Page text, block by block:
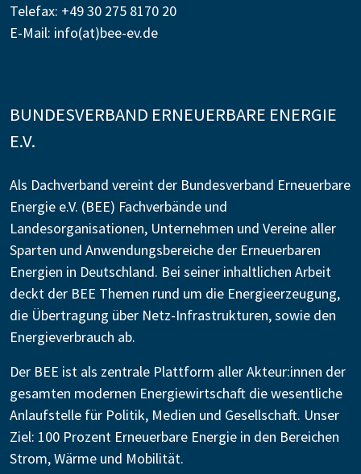
Telefax: +49 30 275 8170 20
E-Mail: info(at)bee-ev.de
BUNDESVERBAND ERNEUERBARE ENERGIE
E.V.
Als Dachverband vereint der Bundesverband Erneuerbare
Energie e.V. (BEE) Fachverbände und
Landesorganisationen, Unternehmen und Vereine aller
Sparten und Anwendungsbereiche der Erneuerbaren
Energien in Deutschland. Bei seiner inhaltlichen Arbeit
deckt der BEE Themen rund um die Energieerzeugung,
die Übertragung über Netz-Infrastrukturen, sowie den
Energieverbrauch ab.
Der BEE ist als zentrale Plattform aller Akteur:innen der
gesamten modernen Energiewirtschaft die wesentliche
Anlaufstelle für Politik, Medien und Gesellschaft. Unser
Ziel: 100 Prozent Erneuerbare Energie in den Bereichen
Strom, Wärme und Mobilität.